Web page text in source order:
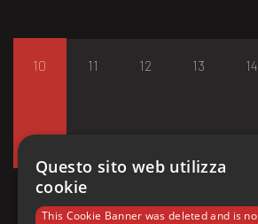
10 11 12 13 14
17 18
Questo sito web utilizza
cookie
This Cookie Banner was deleted and is no